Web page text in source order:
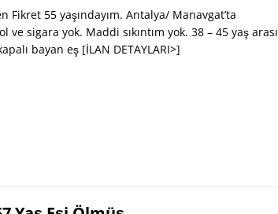
Fikret 55 yaşındayım. Antalya/ Manavgat’ta
ve sigara yok. Maddi sıkıntım yok. 38 – 45 yaş arası
bayan eş [İLAN DETAYLARI>]